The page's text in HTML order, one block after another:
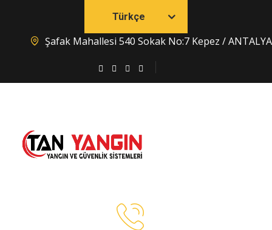
Türkçe
Şafak Mahallesi 540 Sokak No:7 Kepez / ANTALYA